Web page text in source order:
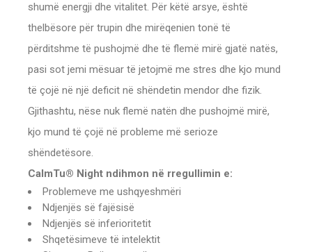
shumë energji dhe vitalitet. Për këtë arsye, është
thelbësore për trupin dhe mirëqenien tonë të
përditshme të pushojmë dhe të flemë mirë gjatë natës,
pasi sot jemi mësuar të jetojmë me stres dhe kjo mund
të çojë në një deficit në shëndetin mendor dhe fizik.
Gjithashtu, nëse nuk flemë natën dhe pushojmë mirë,
kjo mund të çojë në probleme më serioze
shëndetësore.
CalmTu® Night ndihmon në rregullimin e:
Problemeve me ushqyeshmëri
Ndjenjës së fajësisë
Ndjenjës së inferioritetit
Shqetësimeve të intelektit